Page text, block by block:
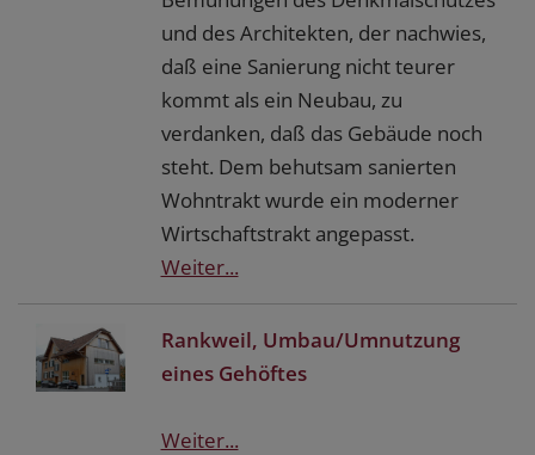
und des Architekten, der nachwies,
daß eine Sanierung nicht teurer
kommt als ein Neubau, zu
verdanken, daß das Gebäude noch
steht. Dem behutsam sanierten
Wohntrakt wurde ein moderner
Wirtschaftstrakt angepasst.
Weiter...
Rankweil, Umbau/Umnutzung
eines Gehöftes
Weiter...